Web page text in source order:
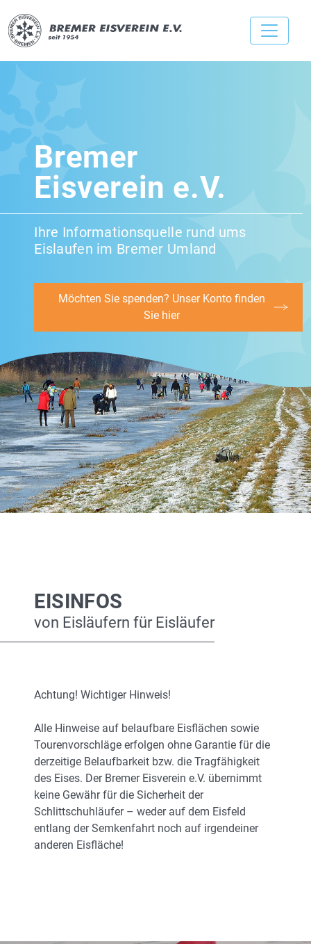
Bremer
Eisverein e.V.
Ihre Informationsquelle rund ums
Eislaufen im Bremer Umland
Möchten Sie spenden? Unser Konto finden
Sie hier
EISINFOS
von Eisläufern für Eisläufer
Achtung! Wichtiger Hinweis!
Alle Hinweise auf belaufbare Eisflächen sowie
Tourenvorschläge erfolgen ohne Garantie für die
derzeitige Belaufbarkeit bzw. die Tragfähigkeit
des Eises. Der Bremer Eisverein e.V. übernimmt
keine Gewähr für die Sicherheit der
Schlittschuhläufer – weder auf dem Eisfeld
entlang der Semkenfahrt noch auf irgendeiner
anderen Eisfläche!